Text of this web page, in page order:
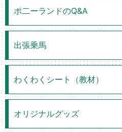
ポ二ーランドのQ&A
出張乗馬
わくわくシート（教材）
オリジナルグッズ